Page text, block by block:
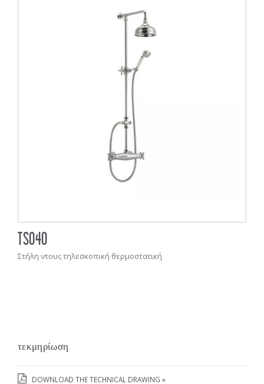
TS040
Στήλη ντους τηλεσκοπική θερμοστατική
τεκμηρίωση
DOWNLOAD THE TECHNICAL DRAWING »